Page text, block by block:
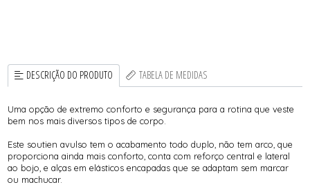
DESCRIÇÃO DO PRODUTO TABELA DE MEDIDAS
Uma opção de extremo conforto e segurança para a rotina que veste
bem nos mais diversos tipos de corpo.
Este soutien avulso tem o acabamento todo duplo, não tem arco, que
proporciona ainda mais conforto, conta com reforço central e lateral
ao bojo, e alças em elásticos encapadas que se adaptam sem marcar
ou machucar.